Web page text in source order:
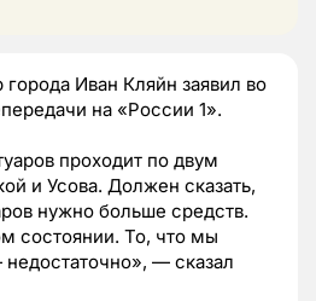
Иван Кляйн заявил во
на «России 1».
проходит по двум
и Усова. Должен сказать,
нужно больше средств.
состоянии. То, что мы
недостаточно», — сказал